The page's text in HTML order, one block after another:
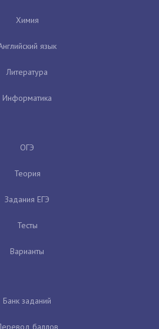
Химия
язык
Литература
Информатика
ОГЭ
Теория
Задания ЕГЭ
Тесты
Варианты
Банк заданий
баллов